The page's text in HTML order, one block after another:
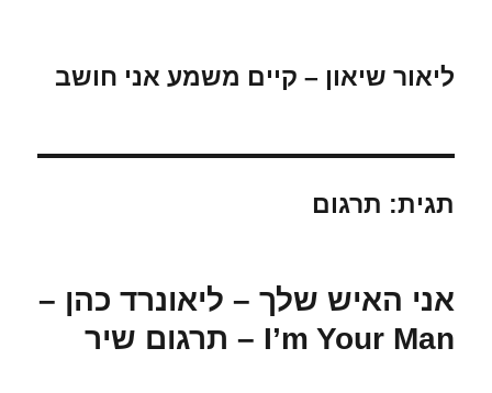
ליאור שיאון – קיים משמע אני חושב
תגית: תרגום
אני האיש שלך – ליאונרד כהן –
I’m Your Man – תרגום שיר